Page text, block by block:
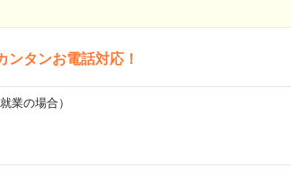
ンタンお電話対応！
業の場合）